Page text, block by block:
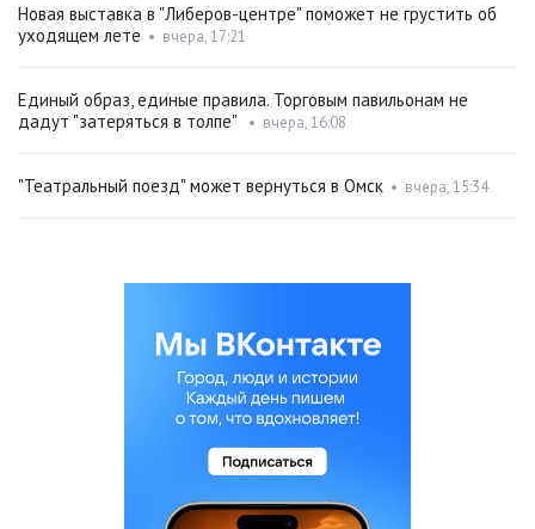
Новая выставка в "Либеров-центре" поможет не грустить об
уходящем лете • вчера, 17:21
Единый образ, единые правила. Торговым павильонам не
дадут "затеряться в толпе"
• вчера, 16:08
"Театральный поезд" может вернуться в Омск • вчера, 15:34